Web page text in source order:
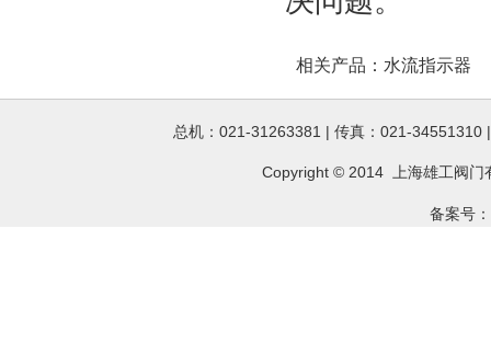
相关产品： 水流指示器
总机：021-31263381 | 传真：021-
Copyright © 2014 上海雄工阀门
备案号